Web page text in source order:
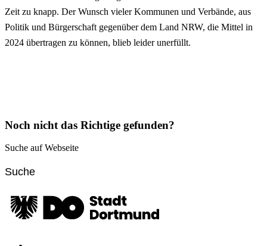
Zeit zu knapp. Der Wunsch vieler Kommunen und Verbände, aus
Politik und Bürgerschaft gegenüber dem Land NRW, die Mittel in
2024 übertragen zu können, blieb leider unerfüllt.
Noch nicht das Richtige gefunden?
Suche auf Webseite